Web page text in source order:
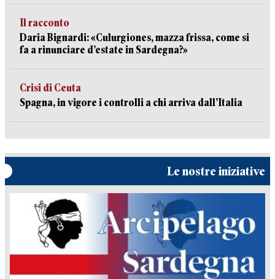
Il racconto
Daria Bignardi: «Culurgiones, mazza frissa, come si
fa a rinunciare d’estate in Sardegna?»
Crisi di Ceuta
Spagna, in vigore i controlli a chi arriva dall’Italia
Le nostre iniziative